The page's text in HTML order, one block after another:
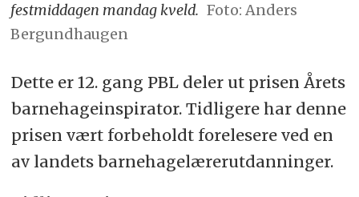
festmiddagen mandag kveld. Foto: Anders
Bergundhaugen
Dette er 12. gang PBL deler ut prisen Årets
barnehageinspirator. Tidligere har denne
prisen vært forbeholdt forelesere ved en
av landets barnehagelærerutdanninger.